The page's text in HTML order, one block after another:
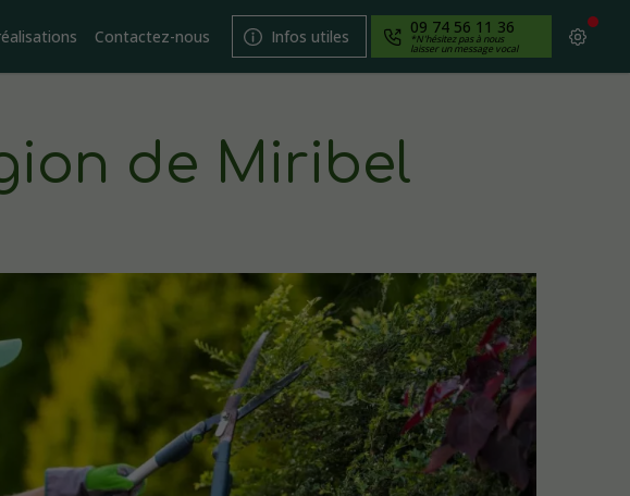
Contactez-nous Infos utiles 09 74 56 11 36
*N'hésitez pas à nous
laisser un message vocal
de Miribel